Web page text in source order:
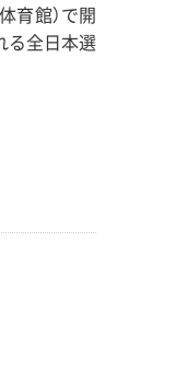
育館）で開
る全日本選